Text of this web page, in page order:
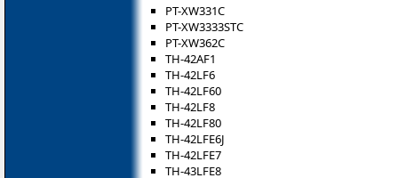
PT-XW331C
PT-XW3333STC
PT-XW362C
TH-42AF1
TH-42LF6
TH-42LF60
TH-42LF8
TH-42LF80
TH-42LFE6J
TH-42LFE7
TH-43LFE8